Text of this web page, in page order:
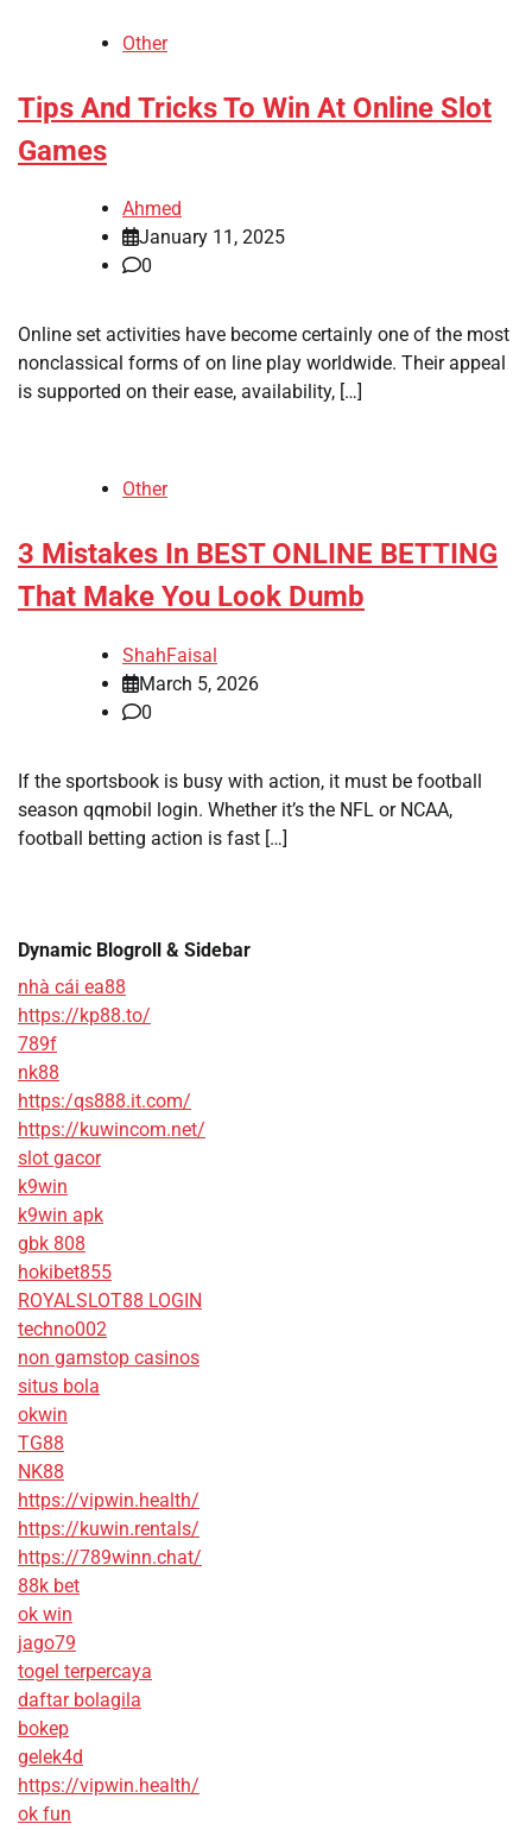
Other
Tips And Tricks To Win At Online Slot
Games
Ahmed
January 11, 2025
0
Online set activities have become certainly one of the most
nonclassical forms of on line play worldwide. Their appeal
is supported on their ease, availability, […]
Other
3 Mistakes In BEST ONLINE BETTING
That Make You Look Dumb
ShahFaisal
March 5, 2026
0
If the sportsbook is busy with action, it must be football
season qqmobil login. Whether it’s the NFL or NCAA,
football betting action is fast […]
Dynamic Blogroll & Sidebar
nhà cái ea88
https://kp88.to/
789f
nk88
https:/qs888.it.com/
https://kuwincom.net/
slot gacor
k9win
k9win apk
gbk 808
hokibet855
ROYALSLOT88 LOGIN
techno002
non gamstop casinos
situs bola
okwin
TG88
NK88
https://vipwin.health/
https://kuwin.rentals/
https://789winn.chat/
88k bet
ok win
jago79
togel terpercaya
daftar bolagila
bokep
gelek4d
https://vipwin.health/
ok fun